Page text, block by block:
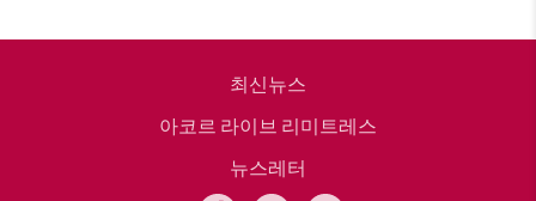
최신뉴스
아코르 라이브 리미트레스
뉴스레터